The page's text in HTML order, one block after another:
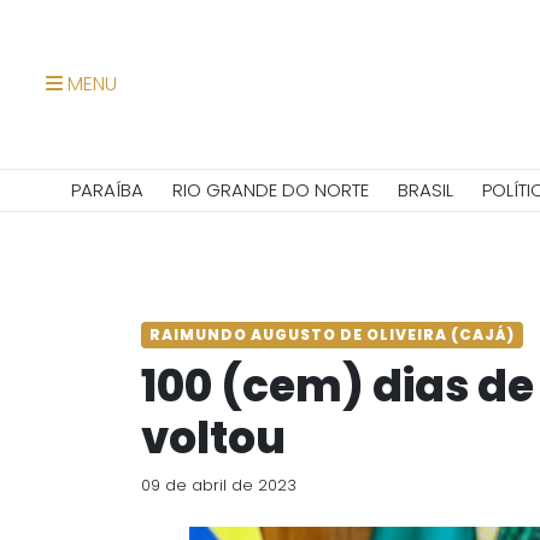
MENU
PARAÍBA RIO GRANDE DO NORTE BRASIL
RAIMUNDO AUGUSTO DE OLIVEIRA (CAJÁ)
100 (cem) dias
voltou
09 de abril de 2023